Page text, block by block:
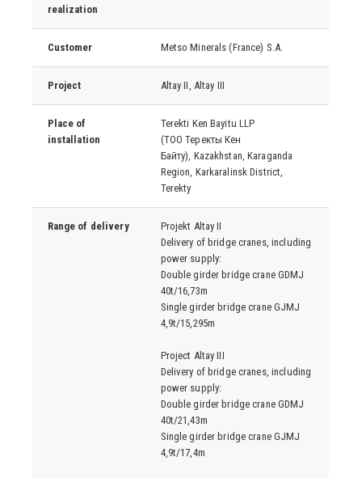
realization
Customer Metso Minerals (France) S.A.
Project Altay II, Altay III
Place of
installation
Terekti Ken Bayitu LLP
(ТООТеректы Кен
Байту), Kazakhstan, Karaganda
Region, Karkaralinsk District,
Terekty
Range of delivery
Projekt Altay II
Delivery of bridge cranes, including
power supply:
Double girder bridge crane GDMJ
40t/16,73m
Single girder bridge crane GJMJ
4,9t/15,295m
Project Altay III
Delivery of bridge cranes, including
power supply:
Double girder bridge crane GDMJ
40t/21,43m
Single girder bridge crane GJMJ
4,9t/17,4m